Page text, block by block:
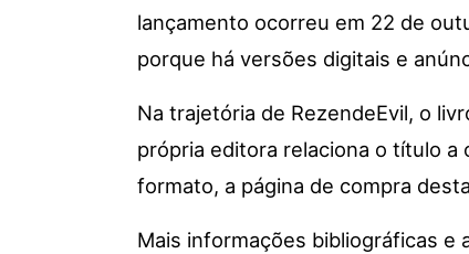
lançamento ocorreu em 22 de
porque há versões digitais e
Na trajetória de RezendeEvil, o
própria editora relaciona o título a
formato, a página de compra
Mais informações bibliográficas e